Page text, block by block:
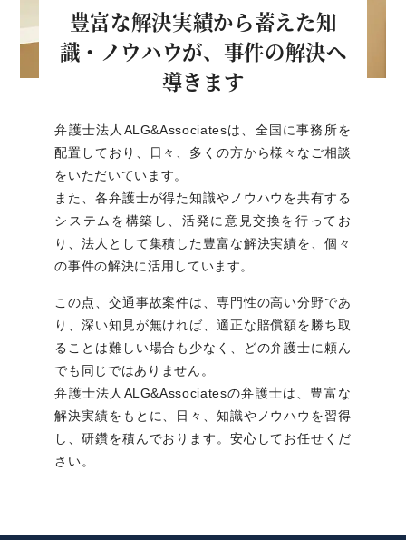
豊富な解決実績から蓄えた知
識・ノウハウが、事件の解決へ
導きます
弁護士法人ALG&Associatesは、全国に事務所を
配置しており、日々、多くの方から様々なご相談
をいただいています。
また、各弁護士が得た知識やノウハウを共有する
システムを構築し、活発に意見交換を行ってお
り、法人として集積した豊富な解決実績を、個々
の事件の解決に活用しています。
この点、交通事故案件は、専門性の高い分野であ
り、深い知見が無ければ、適正な賠償額を勝ち取
ることは難しい場合も少なく、どの弁護士に頼ん
でも同じではありません。
弁護士法人ALG&Associatesの弁護士は、豊富な
解決実績をもとに、日々、知識やノウハウを習得
し、研鑽を積んでおります。安心してお任せくだ
さい。